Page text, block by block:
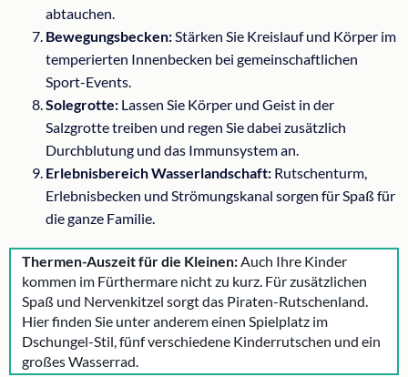
abtauchen.
Bewegungsbecken:Stärken Sie Kreislauf und Körper im
temperierten Innenbecken bei gemeinschaftlichen
Sport-Events.
Solegrotte: Lassen Sie Körper und Geist in der
Salzgrotte treiben und regen Sie dabei zusätzlich
Durchblutung und das Immunsystem an.
Erlebnisbereich Wasserlandschaft: Rutschenturm,
Erlebnisbecken und Strömungskanal sorgen für Spaß für
die ganze Familie.
Thermen-Auszeit für die Kleinen:Auch Ihre Kinder
kommen im Fürthermare nicht zu kurz. Für zusätzlichen
Spaß und Nervenkitzel sorgt das Piraten-Rutschenland.
Hier finden Sie unter anderem einen Spielplatz im
Dschungel-Stil, fünf verschiedene Kinderrutschen und ein
großes Wasserrad.